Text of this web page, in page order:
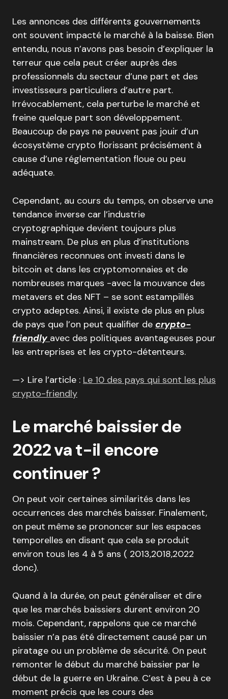
Les annonces des différents gouvernements
ont souvent impacté le marché à la baisse. Bien
entendu, nous n’avons pas besoin d’expliquer la
terreur que cela peut créer auprès des
professionnels du secteur d’une part et des
investisseurs particuliers d’autre part.
Irrévocablement, cela perturbe le marché et
freine quelque part son développement.
Beaucoup de pays ne peuvent pas jouir d’un
écosystème crypto florissant précisément à
cause d’une réglementation floue ou peu
adéquate.
Cependant, au cours du temps, on observe une
tendance inverse car l’industrie
cryptographique devient toujours plus
mainstream. De plus en plus d’institutions
financières reconnues ont investi dans le
bitcoin et dans les cryptomonnaies et de
nombreuses marques -avec la mouvance des
metavers et des NFT – se sont estampillés
crypto adeptes. Ainsi, il existe de plus en plus
de pays que l’on peut qualifier de crypto-
friendly avec des politiques avantageuses pour
les entreprises et les crypto-détenteurs.
—> Lire l’article : Le 10 des pays qui sont les plus
crypto-friendly
Le marché baissier de
2022 va t-il encore
continuer ?
On peut voir certaines similarités dans les
occurrences des marchés baisser. Finalement,
on peut même se prononcer sur les espaces
temporelles en disant que cela se produit
environ tous les 4 à 5 ans ( 2013,2018,2022
donc).
Quand à la durée, on peut généraliser et dire
que les marchés baissiers durent environ 20
mois. Cependant, rappelons que ce marché
baissier n’a pas été directement causé par un
piratage ou un problème de sécurité. On peut
remonter le début du marché baissier par le
début de la guerre en Ukraine. C’est à peu à ce
moment précis que les cours des